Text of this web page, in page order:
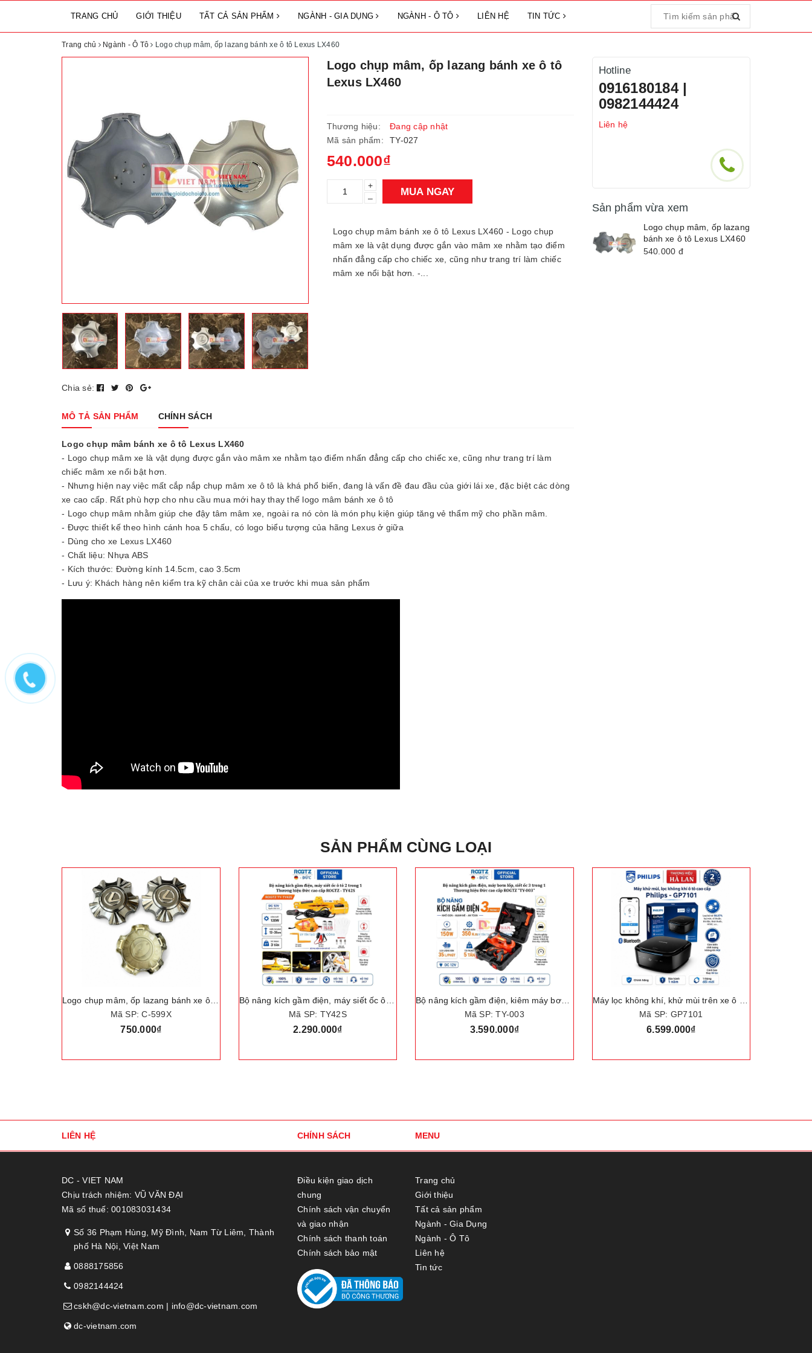
TRANG CHỦ GIỚI THIỆU TẤT CẢ SẢN PHẨM NGÀNH - GIA DỤNG NGÀNH - Ô TÔ LIÊN HỆ TIN TỨC
Trang chủ Ngành - Ô Tô Logo chụp mâm, ốp lazang bánh xe ô tô Lexus LX460
Chia sẻ:
Logo chụp mâm, ốp lazang bánh xe ô tô
Lexus LX460
Thương hiệu:
Đang cập nhật
Mã sản phẩm:
TY-027
540.000₫
+
–
MUA NGAY
Logo chụp mâm bánh xe ô tô Lexus LX460 - Logo chụp
mâm xe là vật dụng được gắn vào mâm xe nhằm tạo điểm
nhấn đẳng cấp cho chiếc xe, cũng như trang trí làm chiếc
mâm xe nổi bật hơn. -...
MÔ TẢ SẢN PHẨM CHÍNH SÁCH
Logo chụp mâm bánh xe ô tô Lexus LX460
- Logo chụp mâm xe là vật dụng được gắn vào mâm xe nhằm tạo điểm nhấn đẳng cấp cho chiếc xe, cũng như trang trí làm
chiếc mâm xe nổi bật hơn.
- Nhưng hiện nay việc mất cắp nắp chụp mâm xe ô tô là khá phổ biến, đang là vấn đề đau đầu của giới lái xe, đặc biệt các dòng
xe cao cấp. Rất phù hợp cho nhu cầu mua mới hay thay thế logo mâm bánh xe ô tô
- Logo chụp mâm nhằm giúp che đậy tâm mâm xe, ngoài ra nó còn là món phụ kiện giúp tăng vẻ thẩm mỹ cho phần mâm.
- Được thiết kế theo hình cánh hoa 5 chấu, có logo biểu tượng của hãng Lexus ở giữa
- Dùng cho xe Lexus LX460
- Chất liệu: Nhựa ABS
- Kích thước: Đường kính 14.5cm, cao 3.5cm
- Lưu ý: Khách hàng nên kiểm tra kỹ chân cài của xe trước khi mua sản phẩm
Hotline
0916180184 |
0982144424
Liên hệ
Sản phẩm vừa xem
Logo chụp mâm, ốp lazang
bánh xe ô tô Lexus LX460
540.000 đ
SẢN PHẨM CÙNG LOẠI
Logo chụp mâm, ốp lazang bánh xe ô tô Lexus LX570 đời 2012
Mã SP: C-599X
750.000₫
Mã SP: TY42S
2.290.000₫
Bộ nâng kích gầm điện, kiêm máy bơm lốp và máy siết ốc ô tô đa năng 3 trong 1. Thương hiệu Đức cao cấp ROGTZ "TY-003"
Mã SP: TY-003
3.590.000₫
Mã SP: GP7101
6.599.000₫
LIÊN HỆ CHÍNH SÁCH MENU
DC - VIET NAM
Chịu trách nhiệm: VŨ VĂN ĐẠI
Mã số thuế: 001083031434
Số 36 Phạm Hùng, Mỹ Đình, Nam Từ Liêm, Thành
phố Hà Nội, Việt Nam
0888175856
0982144424
cskh@dc-vietnam.com | info@dc-vietnam.com
dc-vietnam.com
Điều kiện giao dịch
chung
Chính sách vận chuyển
và giao nhận
Chính sách thanh toán
Chính sách bảo mật
Trang chủ
Giới thiệu
Tất cả sản phẩm
Ngành - Gia Dụng
Ngành - Ô Tô
Liên hệ
Tin tức